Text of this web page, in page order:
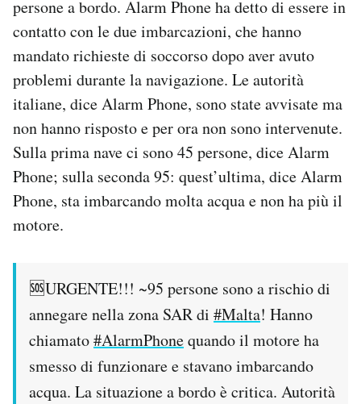
AREA PERSONALE
Area Personale
Newsletter
Regala il Post
Hai bisogno di aiuto?
Esci
persone a bordo. Alarm Phone ha detto di essere in
contatto con le due imbarcazioni, che hanno
mandato richieste di soccorso dopo aver avuto
problemi durante la navigazione. Le autorità
italiane, dice Alarm Phone, sono state avvisate ma
non hanno risposto e per ora non sono intervenute.
Sulla prima nave ci sono 45 persone, dice Alarm
Phone; sulla seconda 95: quest’ultima, dice Alarm
Phone, sta imbarcando molta acqua e non ha più il
motore.
🆘URGENTE!!! ~95 persone sono a rischio di
annegare nella zona SAR di #Malta! Hanno
chiamato#AlarmPhonequando il motore ha
smesso di funzionare e stavano imbarcando
acqua. La situazione a bordo è critica. Autorità